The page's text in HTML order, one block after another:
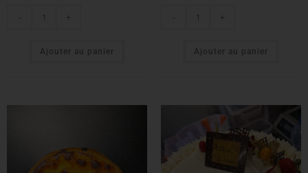
- +
Ajouter au panier
- +
Ajouter au panier